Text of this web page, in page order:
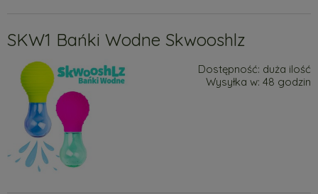
SKW1 Bańki Wodne Skwooshlz
Dostępność: duża ilość
Wysyłka w: 48 godzin